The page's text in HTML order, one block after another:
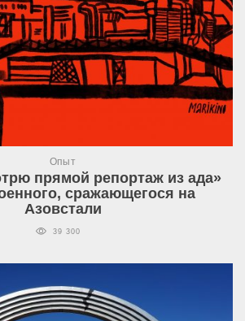
Опыт
прямой репортаж из ада»
сражающегося на
Азовстали
39 300